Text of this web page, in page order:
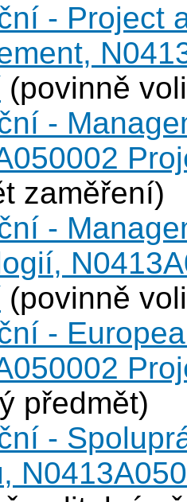
- Project
(povinně
-
zaměření)
-
(povinně
-
předmět)
-